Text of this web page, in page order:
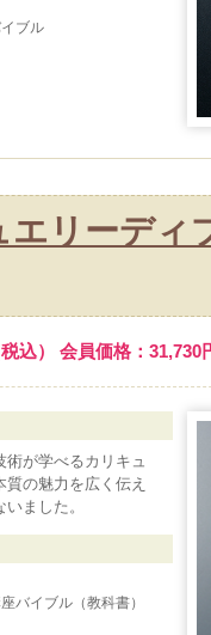
ブル
エリーディ
込） 会員価格：31,730
が学べるカリキュ
の魅力を広く伝え
ました。
バイブル（教科書）